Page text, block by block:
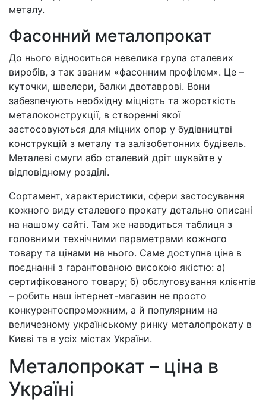
металу.
Фасонний металопрокат
До нього відноситься невелика група сталевих
виробів, з так званим «фасонним профілем». Це –
куточки, швелери, балки двотаврові. Вони
забезпечують необхідну міцність та жорсткість
металоконструкції, в створенні якої
застосовуються для міцних опор у будівництві
конструкцій з металу та залізобетонних будівель.
Металеві смуги або сталевий дріт шукайте у
відповідному розділі.
Сортамент, характеристики, сфери застосування
кожного виду сталевого прокату детально описані
на нашому сайті. Там же наводиться таблиця з
головними технічними параметрами кожного
товару та цінами на нього. Саме доступна ціна в
поєднанні з гарантованою високою якістю: а)
сертифікованого товару; б) обслуговування клієнтів
– робить наш інтернет-магазин не просто
конкурентоспроможним, а й популярним на
величезному українському ринку металопрокату в
Києві та в усіх містах України.
Металопрокат – ціна в
Україні